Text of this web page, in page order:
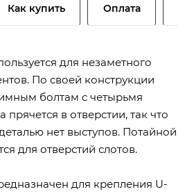
Как купить Оплата
для незаметного
По своей конструкции
болтам с четырьмя
в отверстии, так что
нет выступов. Потайной
для отверстий слотов.
для крепления U-